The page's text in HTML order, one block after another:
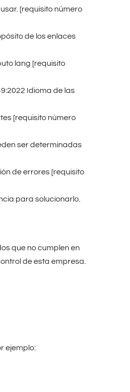
[requisito número
de los enlaces
lang [requisito
Idioma de las
[requisito número
ser determinadas
de errores [requisito
para solucionarlo.
que no cumplen en
de esta empresa.
ejemplo: